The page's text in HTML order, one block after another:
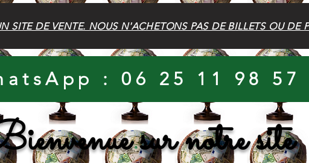
SITE DE VENTE. NOUS N'ACHETONS PAS DE BILLETS OU DE
: 06 25 11 98 57
sur notre site